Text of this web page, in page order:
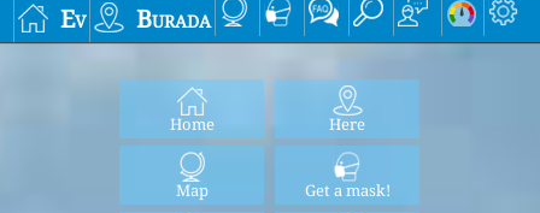
Ev Burada
Home Here
Map Get a mask!